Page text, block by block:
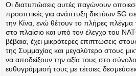
Οι διατυπώσεις αυτές παγώνουν
προοπτικές για ανάπτυξη δικτύων 5G
την Κίνα, ενώ θέτουν το πλήρες
στο πλαίσιο και υπό τον έλεγχο του
βέβαια, έχει μικρότερες επιπτώσεις
της Συμμαχίας και μεγαλύτερο στους
να αποδείξουν την αξία τους στο
ευθυγράμμισή τους με τέτοιες